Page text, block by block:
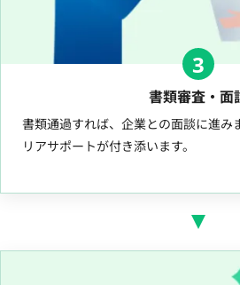
3
書類審査・面
書類通過すれば、企業との面談に進み
リアサポートが付き添います。